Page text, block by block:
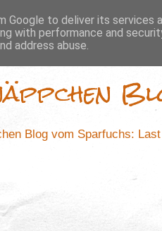
Blog vom Sparfuchs:
Google to deliver its services
with performance and
address abuse.